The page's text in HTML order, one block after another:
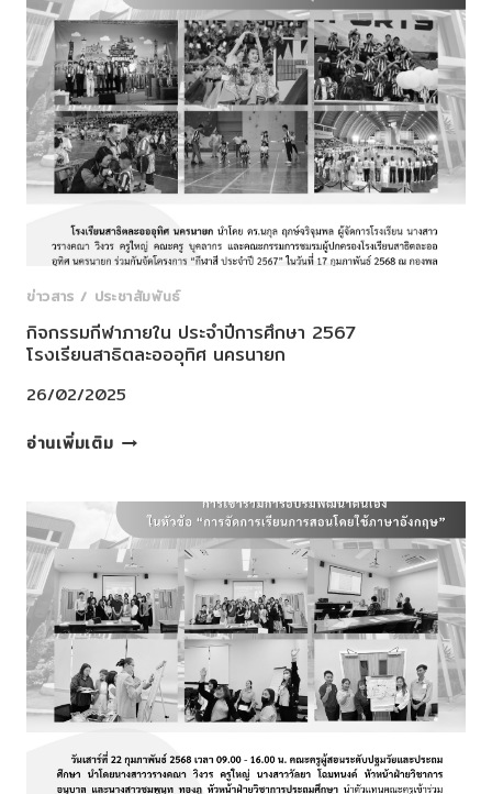
และ
โรงเรียน
ปี
การ
ศึกษา
2567
โรงเรียนสาธิต
ละ
อุทิศ
นครนายก
ข่าวสาร / ประชาสัมพันธ์
กิจกรรมกีฬาภายใน ประจำปีการศึกษา 2567
โรงเรียนสาธิตละอออุทิศ นครนายก
26/02/2025
อ่านเพิ่มเติมกิจกรรม
ประจำ
ปี
การ
ศึกษา
2567
โรงเรียนสาธิต
ละ
ออ
อุทิศ